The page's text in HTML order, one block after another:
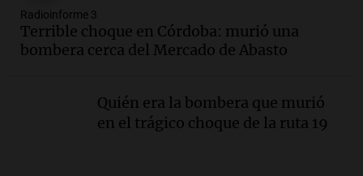
Audio.La calidad del empleo en
Argentina cae y preocupa a economistas
en un contexto de crisis económica
Audiencia por tragedia vial en
Altas Cumbres: peritos analizan
Radioinforme 3
Terrible choque en Córdoba: murió una
bombera cerca del Mercado de Abasto
Quién era la bombera que murió
en el trágico choque de la ruta 19